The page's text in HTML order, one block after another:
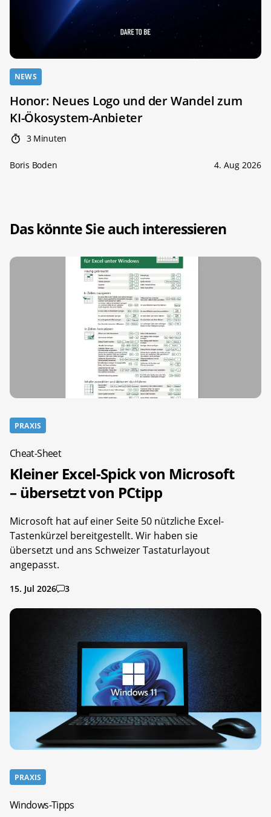
NEWS
Honor: Neues Logo und der Wandel zum
KI-Ökosystem-Anbieter
3 Minuten
Boris Boden 4. Aug 2026
Das könnte Sie auch interessieren
PRAXIS
Cheat-Sheet
Kleiner Excel-Spick von Microsoft
– übersetzt von PCtipp
Microsoft hat auf einer Seite 50 nützliche Excel-
Tastenkürzel bereitgestellt. Wir haben sie
übersetzt und ans Schweizer Tastaturlayout
angepasst.
15. Jul 2026 3
PRAXIS
Windows-Tipps